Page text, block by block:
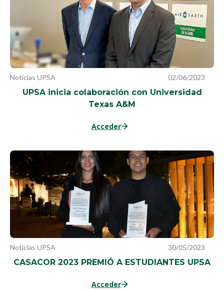
Noticias UPSA 02/06/2023
UPSA inicia colaboración con Universidad
Texas A&M
Acceder
Noticias UPSA 30/05/2023
CASACOR 2023 PREMIÓ A ESTUDIANTES UPSA
Acceder